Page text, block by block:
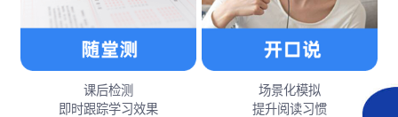
课后检测
即时跟踪学习效果
场景化模拟
提升阅读习惯